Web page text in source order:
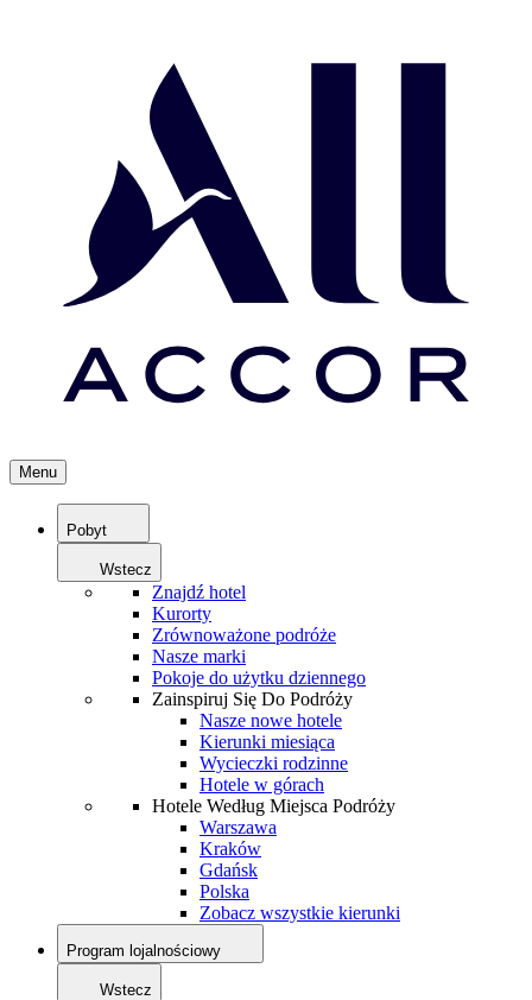
Menu
Pobyt
Wstecz
Znajdź hotel
Kurorty
Zrównoważone podróże
Nasze marki
Pokoje do użytku dziennego
Zainspiruj Się Do Podróży
Nasze nowe hotele
Kierunki miesiąca
Wycieczki rodzinne
Hotele w górach
Hotele Według Miejsca Podróży
Warszawa
Kraków
Gdańsk
Polska
Zobacz wszystkie kierunki
Program lojalnościowy
Wstecz